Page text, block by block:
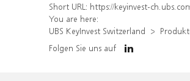
Short URL: https://keyinvest-ch.ubs.com/produkt/detail/index/isin/
You are here:
UBS KeyInvest Switzerland
Folgen Sie uns auf